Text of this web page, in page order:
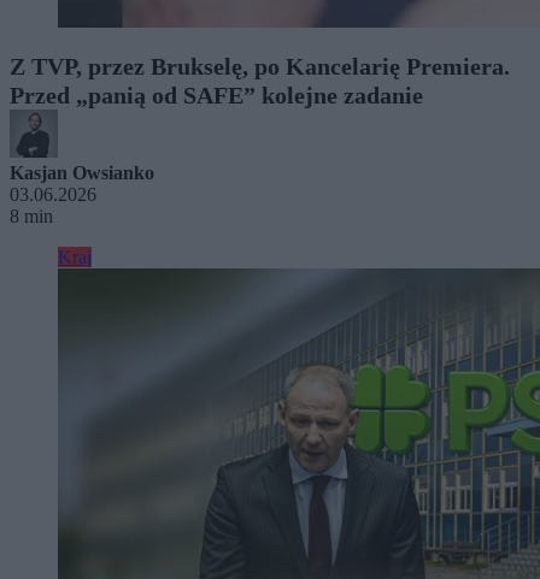
Z TVP, przez Brukselę, po Kancelarię Premiera.
Przed „panią od SAFE” kolejne zadanie
Kasjan Owsianko
03.06.2026
8 min
Kraj